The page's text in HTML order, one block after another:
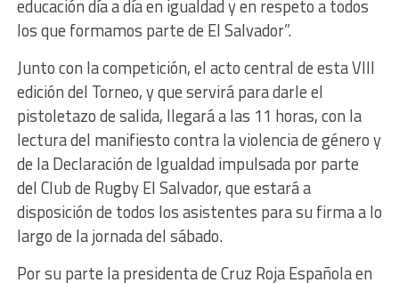
educación día a día en igualdad y en respeto a todos
los que formamos parte de El Salvador”.
Junto con la competición, el acto central de esta VIII
edición del Torneo, y que servirá para darle el
pistoletazo de salida, llegará a las 11 horas, con la
lectura del manifiesto contra la violencia de género y
de la Declaración de Igualdad impulsada por parte
del Club de Rugby El Salvador, que estará a
disposición de todos los asistentes para su firma a lo
largo de la jornada del sábado.
Por su parte la presidenta de Cruz Roja Española en